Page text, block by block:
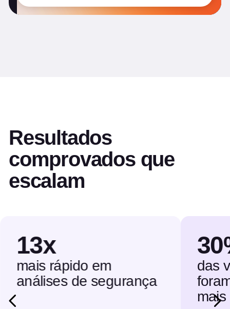
Resultados
comprovados que
escalam
13x
mais rápido em
análises de segurança
das